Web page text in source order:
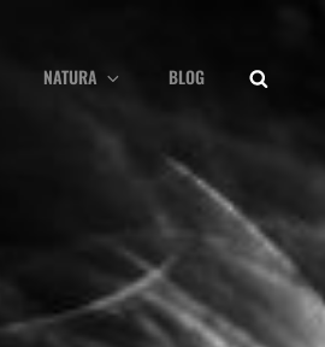
NATURA BLOG